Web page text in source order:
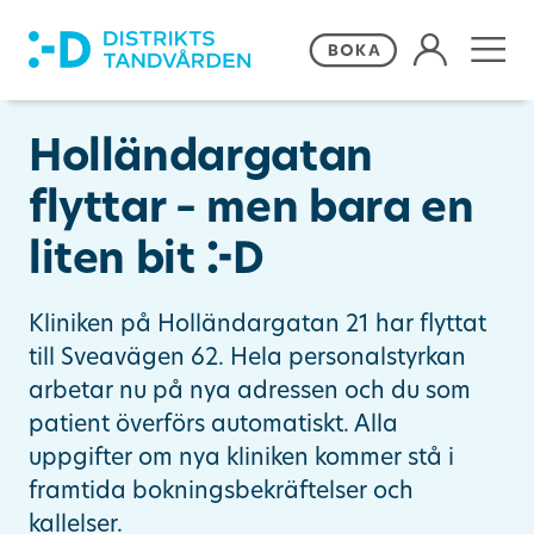
Våra behandlingar
Frågor och svar
Priser och erbjudanden
Om Distriktstandvården
Kontakta oss
Remiss
Holländargatan
flyttar – men bara en
liten bit •
Kliniken på Holländargatan 21 har flyttat
till Sveavägen 62. Hela personalstyrkan
arbetar nu på nya adressen och du som
patient överförs automatiskt. Alla
uppgifter om nya kliniken kommer stå i
framtida bokningsbekräftelser och
kallelser.